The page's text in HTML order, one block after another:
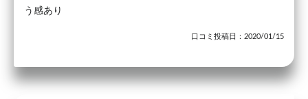
う感あり
口コミ投稿日：2020/01/15